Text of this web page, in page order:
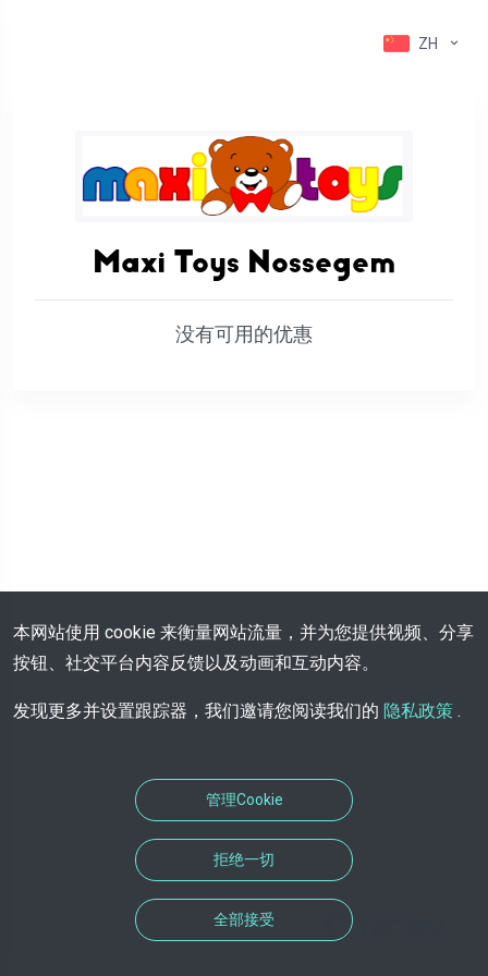
ZH
Maxi Toys Nossegem
没有可用的优惠
预约解决方案由
本网站使用 cookie 来衡量网站流量，并为您提供视频、分享
按钮、社交平台内容反馈以及动画和互动内容。
发现更多并设置跟踪器，我们邀请您阅读我们的 隐私政策 .
管理Cookie
拒绝一切
全部接受